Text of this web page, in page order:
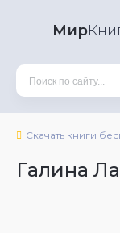
Мир
Скачать книги
Галина